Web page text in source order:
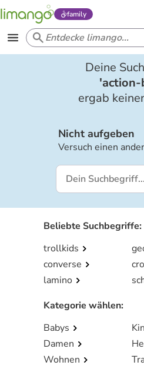
family
Deine
'action-
ergab
Nicht aufgeben
Versuch einen
Beliebte Suchbegriffe:
trollkids
converse
lamino
Kategorie wählen:
Babys
Damen
Wohnen